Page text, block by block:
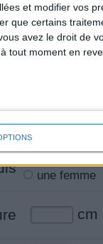
et modifier vos
que certains
avez le droit de
tout moment en
la Communauté
une femme
cm